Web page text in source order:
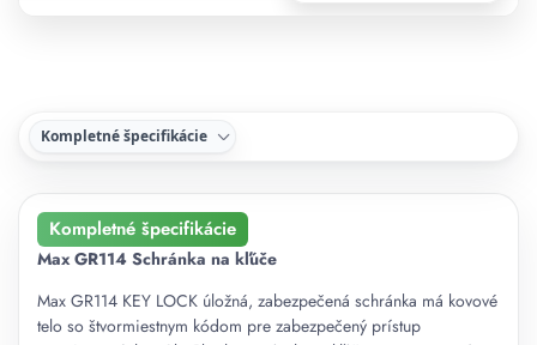
Kompletné špecifikácie
Kompletné špecifikácie
Max GR114 Schránka na kľúče
Max GR114 KEY LOCK úložná, zabezpečená schránka má kovové
telo so štvormiestnym kódom pre zabezpečený prístup